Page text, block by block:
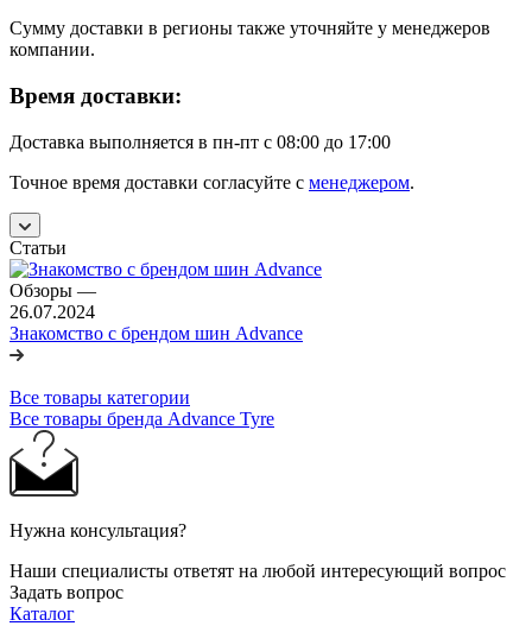
Сумму доставки в регионы также уточняйте у менеджеров
компании.
Время доставки:
Доставка выполняется в пн-пт с 08:00 до 17:00
Точное время доставки согласуйте с менеджером.
Статьи
Обзоры —
26.07.2024
Знакомство с брендом шин Advance
Все товары категории
Все товары бренда Advance Tyre
Нужна консультация?
Наши специалисты ответят на любой интересующий вопрос
Задать вопрос
Каталог